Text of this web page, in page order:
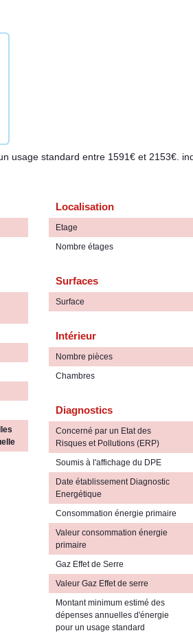
usage standard entre 1591€ et 2153€.
Localisation
Etage
Nombre étages
Surfaces
Surface
Intérieur
Nombre pièces
Chambres
Diagnostics
Concerné par un Etat des
Risques et Pollutions (ERP)
Soumis à l'affichage du DPE
Date établissement Diagnostic
Energétique
Consommation énergie primaire
Valeur consommation énergie
primaire
Gaz Effet de Serre
Valeur Gaz Effet de serre
Montant minimum estimé des
dépenses annuelles d'énergie
pour un usage standard